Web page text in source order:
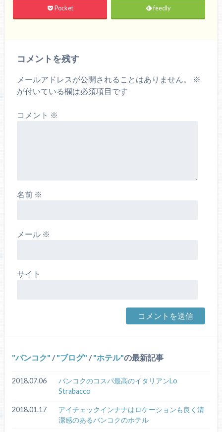
Pocket feedly
コメントを残す
メールアドレスが公開されることはありません。
※
が付いている欄は必須項目です
コメント ※
名前 ※
メール ※
サイト
バンコク / ブログ / ホテル の最新記事
2018.07.06
バンコクのコスパ最高のイタリアンLo
Strabacco
2018.01.17
アイチェックインナナはロケーションも良く清
潔感のあるバンコクのホテル